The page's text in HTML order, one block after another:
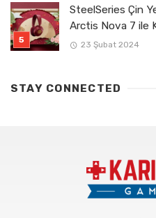
SteelSeries Çin
Arctis Nova 7 ile
23 Şubat 2024
STAY CONNECTED